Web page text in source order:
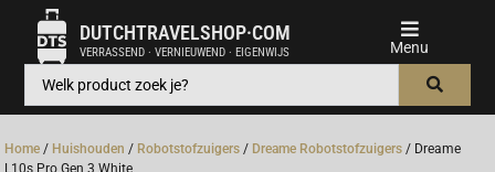
DUTCHTRAVELSHOP·COM
VERRASSEND · VERNIEUWEND · EIGENWIJS
Home / Huishouden / Robotstofzuigers / Dreame Robotstofzuigers / Dreame
L10s Pro Gen 3 White